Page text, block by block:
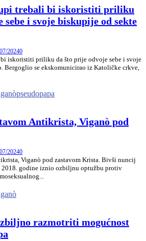
trebali bi iskoristiti priliku
sebe i svoje biskupije od sekte
20240
iskoristiti priliku da što prije odvoje sebe i svoje
Bergoglio se ekskomunicirao iz Katoličke crkve,
pseudopapa
Antikrista, Viganò pod
20240
Viganò pod zastavom Krista. Bivši nuncij
godine iznio ozbiljnu optužbu protiv
razmotriti mogućnost